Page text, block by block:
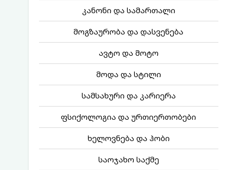
კანონი და სამართალი
მოგზაურობა და დასვენება
ავტო და მოტო
მოდა და სტილი
სამსახური და კარიერა
ფსიქოლოგია და ურთიერთობები
ხელოვნება და ჰობი
საოჯახო საქმე